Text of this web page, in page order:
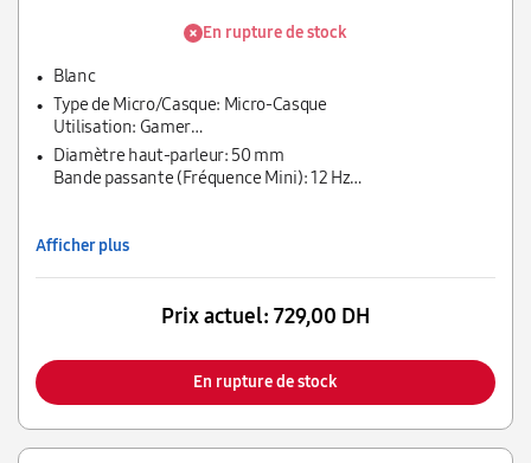
En rupture de stock
Blanc
Type de Micro/Casque: Micro-Casque
Utilisation: Gamer
Configuration du casque: Fermé
Couplage auriculaire: Circumaural
PlayStation
Diamètre haut-parleur: 50 mm
Bande passante (Fréquence Mini): 12 Hz
SPL Max: 109 dB SPL
Afficher plus
Prix actuel: 729,00 DH
En rupture de stock